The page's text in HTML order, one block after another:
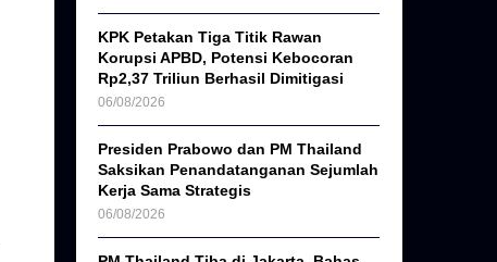
KPK Petakan Tiga Titik Rawan
Korupsi APBD, Potensi Kebocoran
Rp2,37 Triliun Berhasil Dimitigasi
06/08/2026
Presiden Prabowo dan PM Thailand
Saksikan Penandatanganan Sejumlah
Kerja Sama Strategis
06/08/2026